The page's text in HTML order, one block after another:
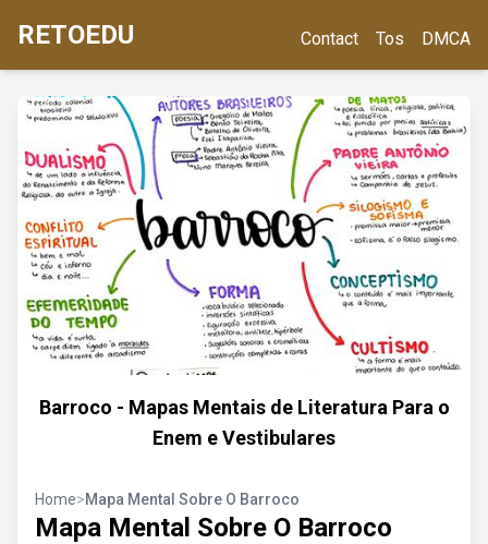
RETOEDU Contact Tos DMCA
Barroco - Mapas Mentais de Literatura Para o
Enem e Vestibulares
Home>Mapa Mental Sobre O Barroco
Mapa Mental Sobre O Barroco